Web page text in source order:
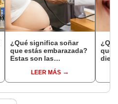
¿Qué significa soñar
que estás embarazada?
Estas son las
comunesLEER MÁS
que